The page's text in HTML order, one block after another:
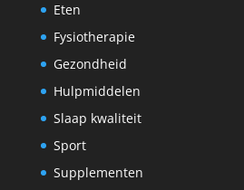
Eten
Fysiotherapie
Gezondheid
Hulpmiddelen
Slaap kwaliteit
Sport
Supplementen